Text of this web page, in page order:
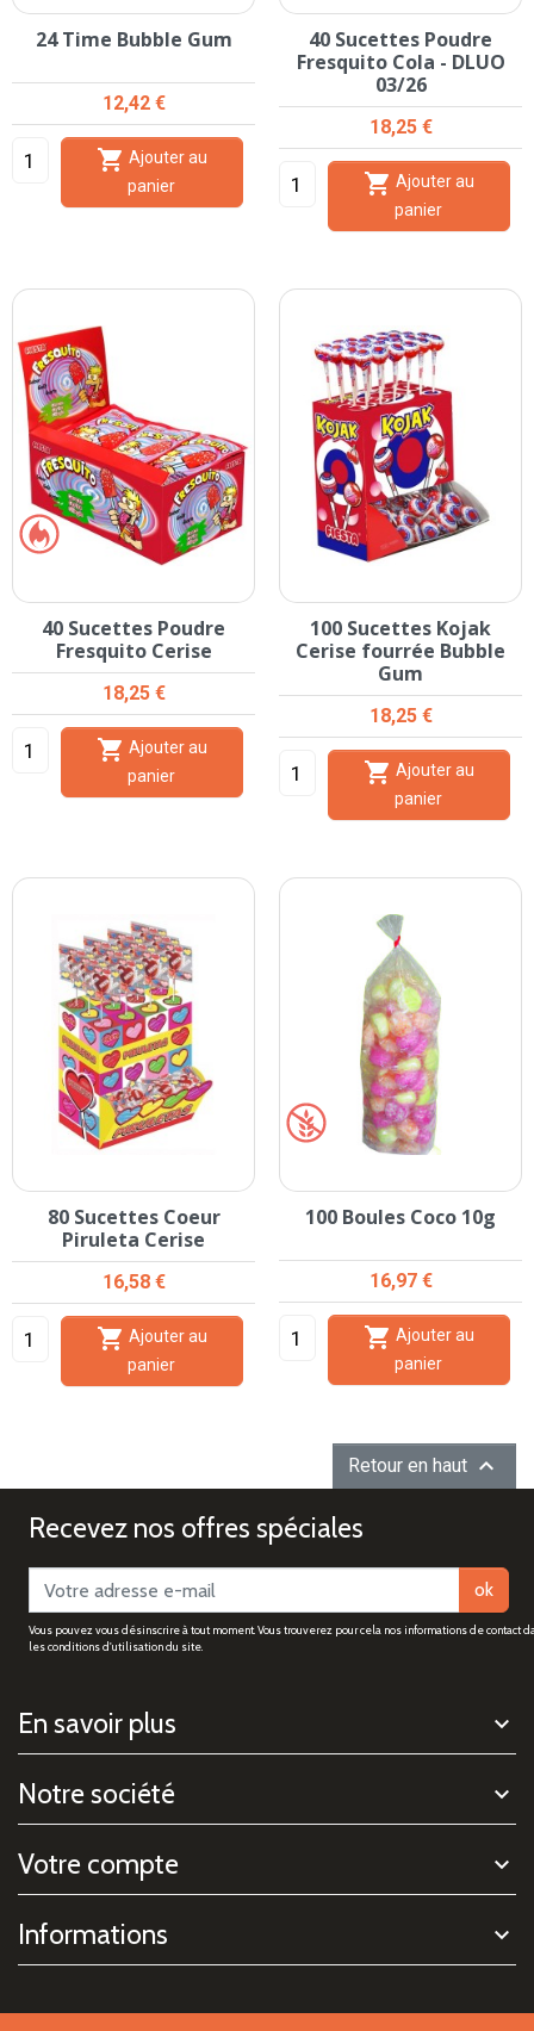
24 Time Bubble Gum
Prix
12,42 €

panier
40 Sucettes Poudre
Fresquito Cola - DLUO
03/26
Prix
18,25 €

panier
40 Sucettes Poudre
Fresquito Cerise
Prix
18,25 €

panier
100 Sucettes Kojak
Cerise fourrée Bubble
Gum
Prix
18,25 €

panier
80 Sucettes Coeur
Piruleta Cerise
Prix
16,58 €

panier
100 Boules Coco 10g
Prix
16,97 €

panier
Retour en haut 
Recevez nos offres spéciales
ok
Vous pouvez vous désinscrire à tout moment. Vous trouverez pour cela nos informations de contact
les conditions d'utilisation du site.
En savoir plus
Notre société
Votre compte
Informations